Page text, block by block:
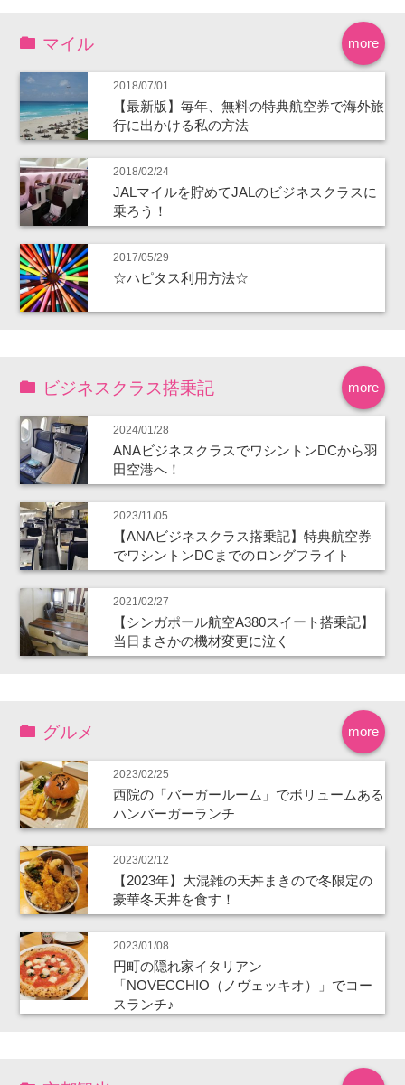
more
マイル
2018/07/01
【最新版】毎年、無料の特典航空券で海外旅
行に出かける私の方法
2018/02/24
JALマイルを貯めてJALのビジネスクラスに
乗ろう！
2017/05/29
☆ハピタス利用方法☆
more
ビジネスクラス搭乗記
2024/01/28
ANAビジネスクラスでワシントンDCから羽
田空港へ！
2023/11/05
【ANAビジネスクラス搭乗記】特典航空券
でワシントンDCまでのロングフライト
2021/02/27
【シンガポール航空A380スイート搭乗記】
当日まさかの機材変更に泣く
more
グルメ
2023/02/25
西院の「バーガールーム」でボリュームある
ハンバーガーランチ
2023/02/12
【2023年】大混雑の天丼まきので冬限定の
豪華冬天丼を食す！
2023/01/08
円町の隠れ家イタリアン
「NOVECCHIO（ノヴェッキオ）」でコー
スランチ♪